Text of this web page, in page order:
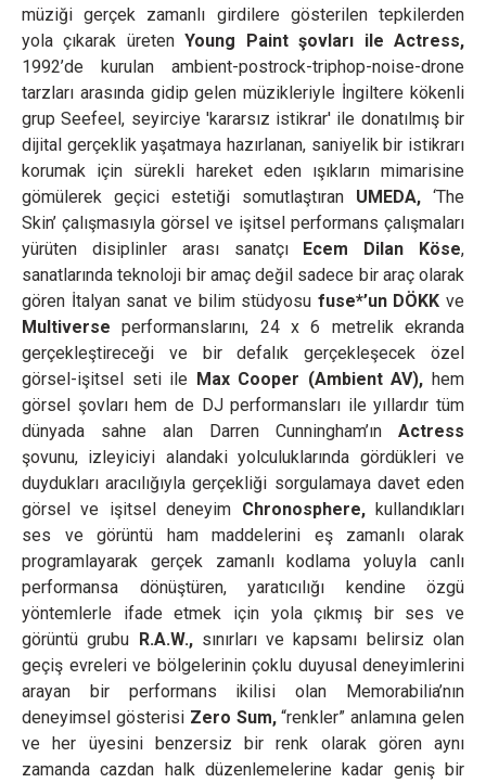
müziği gerçek zamanlı girdilere gösterilen tepkilerden
yola çıkarak üretenYoung Paint şovları ile Actress,
1992’de kurulan ambient-postrock-triphop-noise-drone
tarzları arasında gidip gelen müzikleriyle İngiltere kökenli
grup Seefeel, seyirciye 'kararsız istikrar' ile donatılmış bir
dijital gerçeklik yaşatmaya hazırlanan, saniyelik bir istikrarı
korumak için sürekli hareket eden ışıkların mimarisine
gömülerek geçici estetiği somutlaştıran UMEDA, ‘The
Skin’ çalışmasıyla görsel ve işitsel performans çalışmaları
yürüten disiplinler arası sanatçı Ecem Dilan Köse,
sanatlarında teknoloji bir amaç değil sadece bir araç olarak
gören İtalyan sanat ve bilim stüdyosu fuse*’un DÖKK ve
Multiverse performanslarını, 24 x 6 metrelik ekranda
gerçekleştireceği ve bir defalık gerçekleşecek özel
görsel-işitsel seti ile Max Cooper (Ambient AV),hem
görsel şovları hem de DJ performansları ile yıllardır tüm
dünyada sahne alan Darren Cunningham’ın Actress
şovunu, izleyiciyi alandaki yolculuklarında gördükleri ve
duydukları aracılığıyla gerçekliği sorgulamaya davet eden
görsel ve işitsel deneyim Chronosphere,kullandıkları
ses ve görüntü ham maddelerini eş zamanlı olarak
programlayarak gerçek zamanlı kodlama yoluyla canlı
performansa dönüştüren, yaratıcılığı kendine özgü
yöntemlerle ifade etmek için yola çıkmış bir ses ve
görüntü grubu R.A.W., sınırları ve kapsamı belirsiz olan
geçiş evreleri ve bölgelerinin çoklu duyusal deneyimlerini
arayan bir performans ikilisi olan Memorabilia’nın
deneyimsel gösterisiZero Sum,“renkler” anlamına gelen
ve her üyesini benzersiz bir renk olarak gören aynı
zamanda cazdan halk düzenlemelerine kadar geniş bir